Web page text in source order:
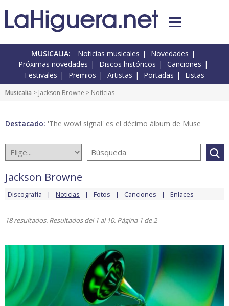
MUSICALIA: Noticias musicales
Novedades
Próximas novedades
Discos históricos
Canciones
Festivales
Premios Artistas Portadas Listas
Musicalia > Jackson Browne > Noticias
Destacado: 'The wow! signal' es el décimo álbum de Muse
Jackson Browne
Discografía Noticias Fotos Canciones Enlaces
18 resultados. Resultados del 1 al 10. Página 1 de 2